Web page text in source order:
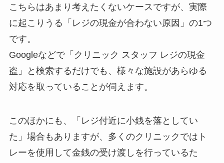
こちらはあまり考えたくないケースですが、実際
に起こりうる「レジの現金が合わない原因」の1つ
です。
Googleなどで「クリニック スタッフ レジの現金
盗」と検索するだけでも、様々な施設があらゆる
対応を取っていることが伺えます。
このほかにも、「レジ付近に小銭を落としてい
た」場合もありますが、多くのクリニックではト
レーを使用して金銭の受け渡しを行っているた